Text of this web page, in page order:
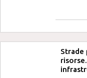
Strade